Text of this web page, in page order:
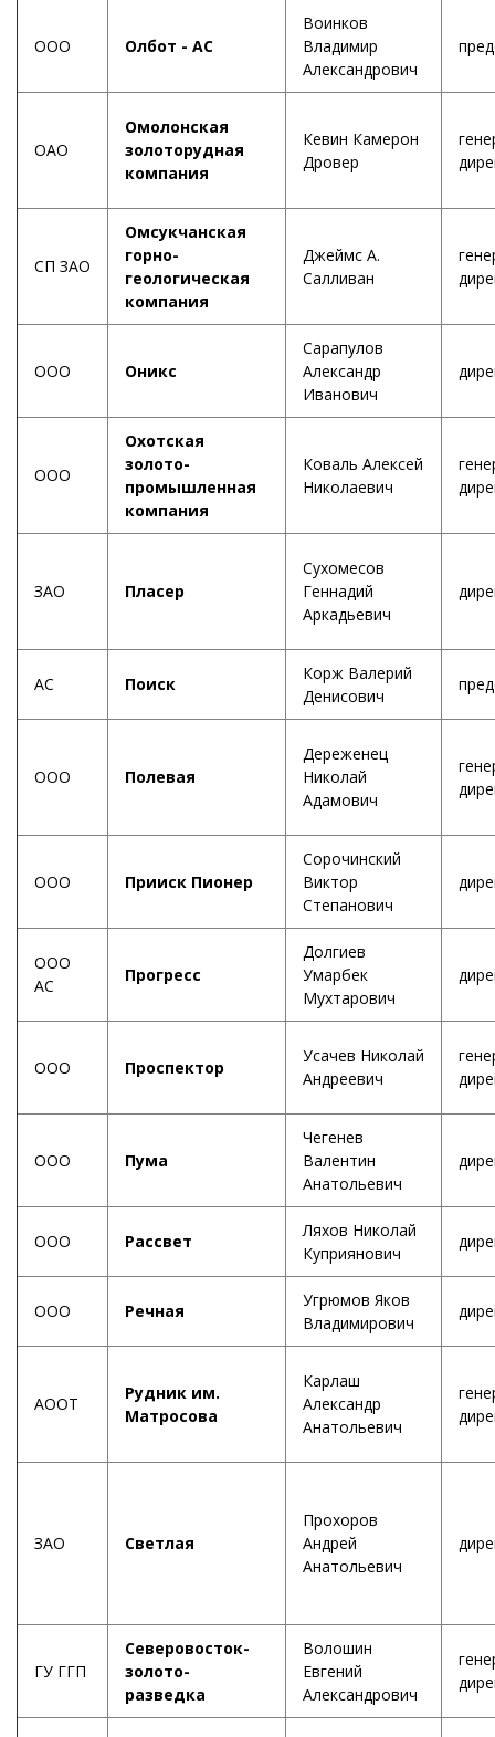
ООО Олбот - АС
Воинков
Владимир
Александрович
ОАО
Омолонская
золоторудная
компания
Кевин Камерон
Дровер
СП ЗАО
Омсукчанская
горно-
геологическая
компания
Джеймс А.
Салливан
ООО Оникс
Сарапулов
Александр
Иванович
ООО
Охотская
золото-
промышленная
компания
Коваль Алексей
Николаевич
ЗАО Пласер
Сухомесов
Геннадий
Аркадьевич
АС Поиск
Корж Валерий
Денисович
ООО Полевая
Дереженец
Николай
Адамович
ООО Прииск Пионер
Сорочинский
Виктор
Степанович
ООО
АС
Прогресс
Долгиев
Умарбек
Мухтарович
ООО Проспектор
Усачев Николай
Андреевич
ООО Пума
Чегенев
Валентин
Анатольевич
ООО Рассвет
Ляхов Николай
Куприянович
ООО Речная
Угрюмов Яков
Владимирович
АООТ
Рудник им.
Матросова
Карлаш
Александр
Анатольевич
ЗАО Светлая
Прохоров
Андрей
Анатольевич
ГУ ГГП
Северовосток-
золото-
разведка
Волошин
Евгений
Александрович